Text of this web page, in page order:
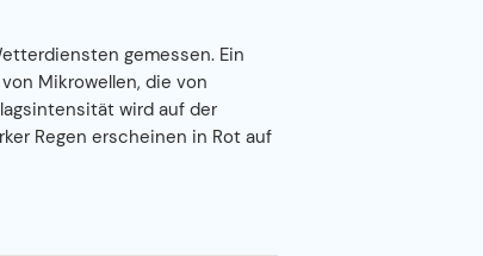
gemessen. Ein
Mikrowellen, die von
wird auf der
Regen erscheinen in Rot auf